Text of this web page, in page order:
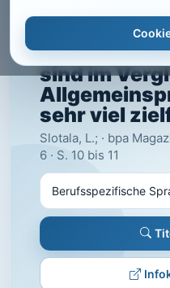
sind im
sehr viel
Slotala, L.; · bpa
6 · S. 10 bis 11